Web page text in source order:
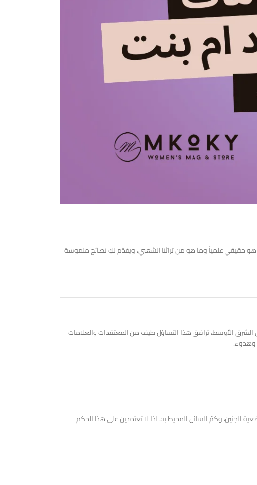
حقيقي علمياً وما هو من تراثنا الشعبي، ويقدّم لكِ نصائح ملموسة
الأوسط، ترافق هذا التساؤل طيف من المعتقدات والعلامات
وهدوء.
وكمّ السائل المحيط به. لذا لا تعتمدين على هذا الحكم